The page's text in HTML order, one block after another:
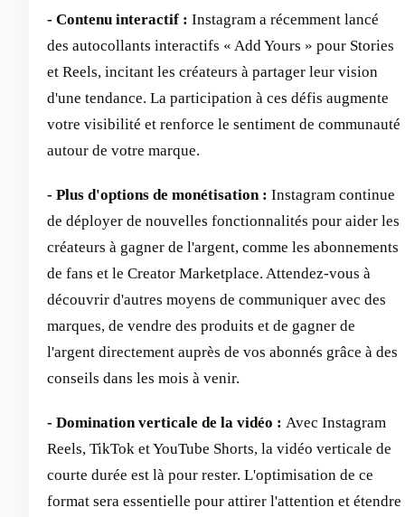
- Contenu interactif : Instagram a récemment lancé
des autocollants interactifs « Add Yours » pour Stories
et Reels, incitant les créateurs à partager leur vision
d'une tendance. La participation à ces défis augmente
votre visibilité et renforce le sentiment de communauté
autour de votre marque.
- Plus d'options de monétisation : Instagram continue
de déployer de nouvelles fonctionnalités pour aider les
créateurs à gagner de l'argent, comme les abonnements
de fans et le Creator Marketplace. Attendez-vous à
découvrir d'autres moyens de communiquer avec des
marques, de vendre des produits et de gagner de
l'argent directement auprès de vos abonnés grâce à des
conseils dans les mois à venir.
- Domination verticale de la vidéo : Avec Instagram
Reels, TikTok et YouTube Shorts, la vidéo verticale de
courte durée est là pour rester. L'optimisation de ce
format sera essentielle pour attirer l'attention et étendre